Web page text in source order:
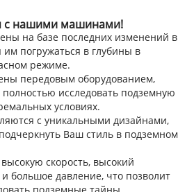
с нашими машинами!
на базе последних изменений в
им погружаться в глубины в
режиме.
передовым оборудованием,
исследовать подземную
условиях.
с уникальными дизайнами,
Ваш стиль в подземном
скорость, высокий
большое давление, что позволит